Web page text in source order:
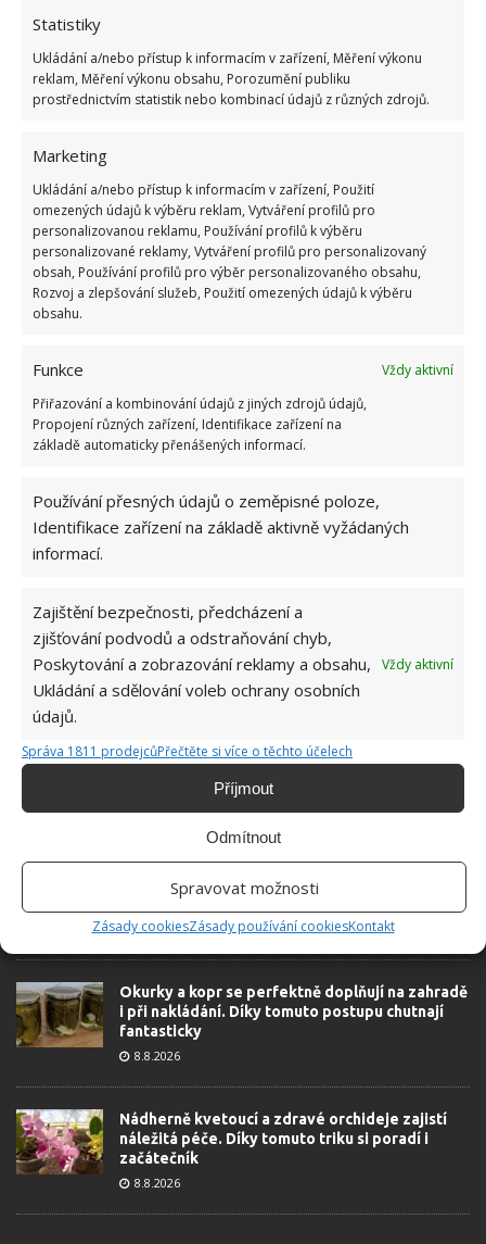
Statistiky
Ukládání a/nebo přístup k informacím v zařízení, Měření výkonu
reklam, Měření výkonu obsahu, Porozumění publiku
prostřednictvím statistik nebo kombinací údajů z různých zdrojů.
Marketing
Ukládání a/nebo přístup k informacím v zařízení, Použití
omezených údajů k výběru reklam, Vytváření profilů pro
personalizovanou reklamu, Používání profilů k výběru
personalizované reklamy, Vytváření profilů pro personalizovaný
obsah, Používání profilů pro výběr personalizovaného obsahu,
Rozvoj a zlepšování služeb, Použití omezených údajů k výběru
obsahu.
Funkce
Vždy aktivní
Přiřazování a kombinování údajů z jiných zdrojů údajů,
Propojení různých zařízení, Identifikace zařízení na
základě automaticky přenášených informací.
Používání přesných údajů o zeměpisné poloze,
Identifikace zařízení na základě aktivně vyžádaných
informací.
Zajištění bezpečnosti, předcházení a
zjišťování podvodů a odstraňování chyb,
Poskytování a zobrazování reklamy a obsahu,
Ukládání a sdělování voleb ochrany osobních
údajů.
Vždy aktivní
Správa 1811 prodejcůPřečtěte si více o těchto účelech
Příjmout
Odmítnout
Spravovat možnosti
Zásady cookiesZásady používání cookiesKontakt
OBLÍBENÉ ČLÁNKY
Pokuta až 10 000 Kč hrozí za nesprávné sekání i
nesekání trávy. Záleží i na prostředku a lokaci
1.6.2026
Kvíz na téma pionýrské tábory za socialismu:
Kdo je zažil, bez problému získá 12 ze 12 bodů
12.5.2026
komunismu: 10 retro otázek ukáže, kdo má
dobrý přehled
23.6.2026
socialismu: Tehdejší řidiči musí získat 10 z 10
bodů
6.5.2026
ŽHAVÉ NOVINKY
Díky vhodné přípravě nebudou letní horka
problém. Pomůže i zatemňování a načasované
8.8.2026
Okurky a kopr se perfektně doplňují na zahradě
i při nakládání. Díky tomuto postupu chutnají
fantasticky
8.8.2026
Nádherně kvetoucí a zdravé orchideje zajistí
náležitá péče. Díky tomuto triku si poradí i
začátečník
8.8.2026